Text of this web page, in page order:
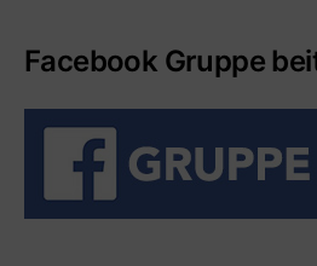
Facebook Gruppe